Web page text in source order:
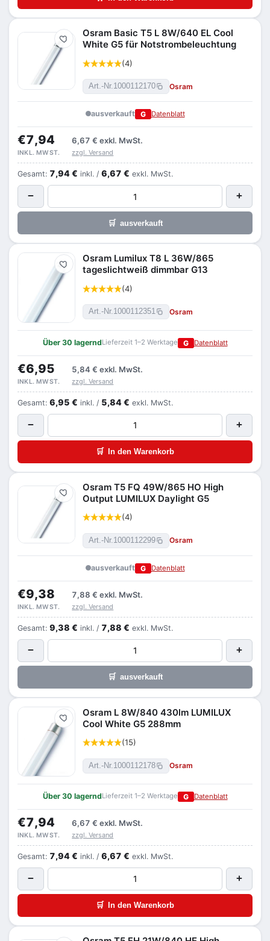
Merken
Osram Basic T5 L 8W/640 EL Cool
White G5 für Notstrombeleuchtung
(4)
Art.-Nr.1000112170 Osram
ausverkauft G Datenblatt
€7,94 6,67 € exkl. MwSt.
INKL. MWST. zzgl. Versand
Gesamt: 7,94 € inkl. / 6,67 € exkl. MwSt.
− +
🛒 ausverkauft
Merken
Osram Lumilux T8 L 36W/865
tageslichtweiß dimmbar G13
(4)
Art.-Nr.1000112351 Osram
Über 30 lagerndLieferzeit 1–2 Werktage G Datenblatt
€6,95 5,84 € exkl. MwSt.
INKL. MWST. zzgl. Versand
Gesamt: 6,95 € inkl. / 5,84 € exkl. MwSt.
− +
🛒 In den Warenkorb
Merken
Osram T5 FQ 49W/865 HO High
Output LUMILUX Daylight G5
(4)
Art.-Nr. 1000112299 Osram
ausverkauft G Datenblatt
€9,38 7,88 € exkl. MwSt.
INKL. MWST. zzgl. Versand
Gesamt: 9,38 € inkl. / 7,88 € exkl. MwSt.
− +
🛒 ausverkauft
Merken
Osram L 8W/840 430lm LUMILUX
Cool White G5 288mm
(15)
Art.-Nr. 1000112178 Osram
Über 30 lagerndLieferzeit 1–2 Werktage G Datenblatt
€7,94 6,67 € exkl. MwSt.
INKL. MWST. zzgl. Versand
Gesamt: 7,94 € inkl. / 6,67 € exkl. MwSt.
− +
🛒 In den Warenkorb